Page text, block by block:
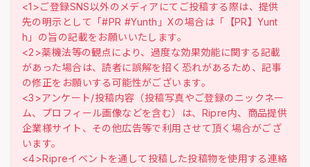
<1>ご登録SNS以外のメディアにてご投稿する際は、提供
先の明示として「#PR #Yunth」Xの場合は「【PR】Yunt
h」の旨の記載をお願いいたします。
<2>薬機法等の観点により、過度な効果効能に関する記載
があった場合は、読者に誤解を招く恐れがあるため、記事
の修正をお願いする可能性がございます。
<3>アンケート/投稿内容（投稿写真やご登録のニックネー
ム、プロフィール画像などを含む）は、Ripre内、商品提供
企業様サイト、その他広告等で利用させて頂く場合がござ
います。
<4>Ripreイベントを通して投稿した投稿物を使用する連絡